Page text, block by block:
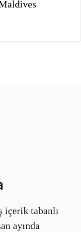
içerik tabanlı
ayında